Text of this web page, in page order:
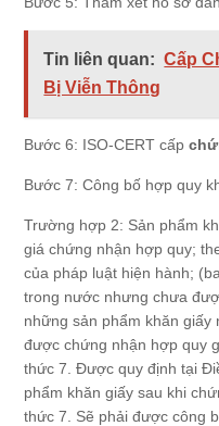
Tin liên quan: Cấp
Bị Viễn Thông
Bước 6: ISO-CERT cấp
Bước 7: Công bố hợp quy
Trường hợp 2: Sản phẩm
giá chứng nhận hợp quy;
của pháp luật hiện hành;
trong nước nhưng chưa
những sản phẩm khăn giấy
được chứng nhận hợp quy
thức 7. Được quy định tại
phẩm khăn giấy sau khi
thức 7. Sẽ phải được công